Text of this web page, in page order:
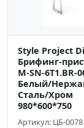
Style Project
Брифинг-
M-SN-6T1.BR-
Белый/
Сталь/Хром
980*600*750
Артикул: ЦБ-